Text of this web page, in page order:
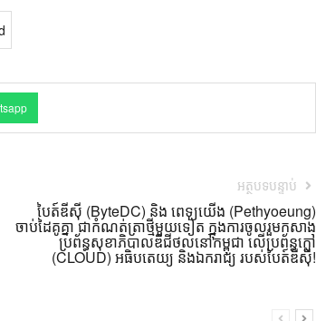
អត្ថបទបន្ទាប់
បៃត៍ឌីស៊ី (ByteDC) និង ពេទ្យយើង (Pethyoeung)
ចាប់ដៃគូគ្នា ជាកំណត់ត្រាថ្មីមួយទៀត ក្នុងការចូលរួមកសាង
ប្រព័ន្ធសុខាភិបាលឌីជីថល​នៅកម្ពុជា លើប្រព័ន្ធក្លៅ
(CLOUD) អធិបតេយ្យ និងឯករាជ្យ របស់បៃត៍ឌីស៊ី!